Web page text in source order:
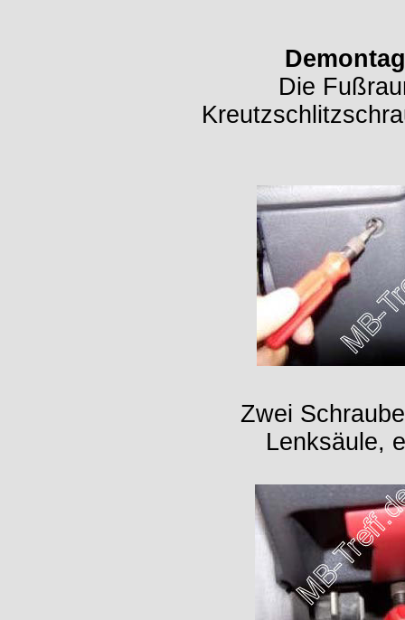
Die
Zwei
Lenksäule,